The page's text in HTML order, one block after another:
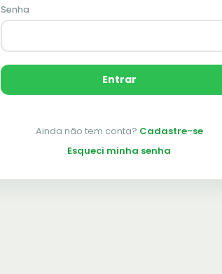
Senha
Entrar
Ainda não tem conta? Cadastre-se
Esqueci minha senha